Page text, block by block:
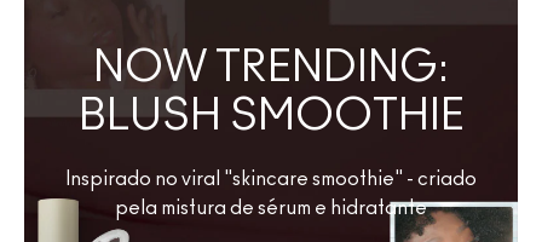
NOW TRENDING:
BLUSH SMOOTHIE
Inspirado no viral "skincare smoothie" - criado
pela mistura de sérum e hidratante